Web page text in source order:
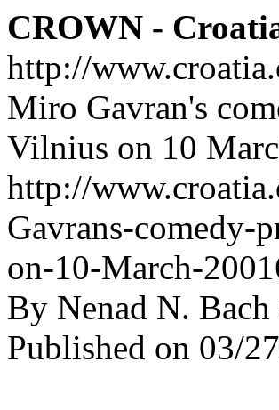
CROWN -
http://
Miro Gavran's
Vilnius on 10
http://
Gavrans-comedy-
on-10-March-
By Nenad N.
Published on 03/